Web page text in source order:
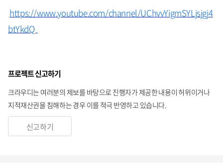
https://www.youtube.com/channel/UChvvYigmSYLjsjgj4
btYkdQ
프로젝트 신고하기
크라우디는 여러분의 제보를 바탕으로 진행자가 제공한 내용이 허위이거나
지적재산권을 침해하는 경우 이를 적극 반영하고 있습니다.
신고하기